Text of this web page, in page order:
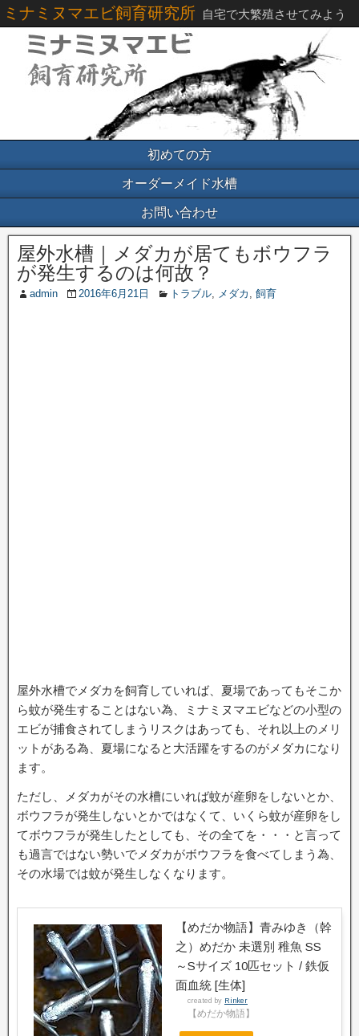
ミナミヌマエビ飼育研究所 自宅で大繁殖させてみよう
初めての方
オーダーメイド水槽
お問い合わせ
屋外水槽｜メダカが居てもボウフラ
が発生するのは何故？
admin 2016年6月21日 トラブル, メダカ , 飼育
屋外水槽でメダカを飼育していれば、夏場であってもそこか
ら蚊が発生することはない為、ミナミヌマエビなどの小型の
エビが捕食されてしまうリスクはあっても、それ以上のメリ
ットがある為、夏場になると大活躍をするのがメダカになり
ます。
ただし、メダカがその水槽にいれば蚊が産卵をしないとか、
ボウフラが発生しないとかではなくて、いくら蚊が産卵をし
てボウフラが発生したとしても、その全てを・・・と言って
も過言ではない勢いでメダカがボウフラを食べてしまう為、
その水場では蚊が発生しなくなります。
【めだか物語】青みゆき（幹
之）めだか 未選別 稚魚 SS
～Sサイズ 10匹セット / 鉄仮
面血統 [生体]
created by Rinker
【めだか物語】